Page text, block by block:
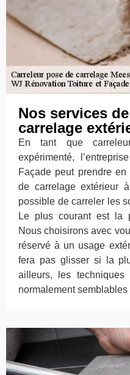
Nos services
carrelage
En tant que
expérimenté,
Façade peut prendre
de carrelage extérieur
possible de carreler les
Le plus courant est la
Nous choisirons avec
réservé à un usage
fera pas glisser si la
ailleurs, les
normalement semblables